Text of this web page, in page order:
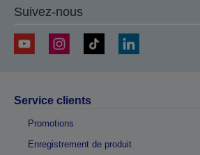
Suivez-nous
Service clients
Promotions
Enregistrement de produit